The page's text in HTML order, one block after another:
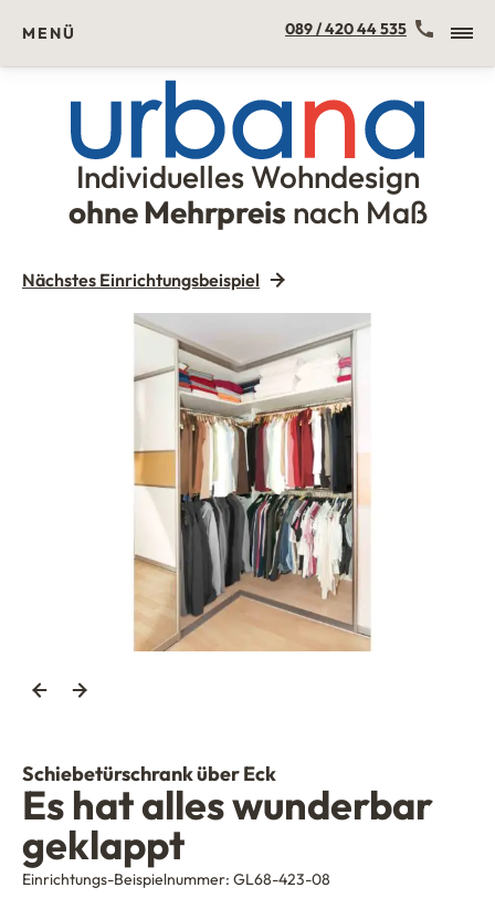
Urbana Möbel
Individuelles Wohndesign
ohne Mehrpreis nach Maß
MENÜ
Kontakt 089 / 420 44 535
Nächstes Einrichtungsbeispiel
Schiebetürschrank über Eck
Es hat alles wunderbar
geklappt
Einrichtungs-Beispielnummer: GL68-423-08
Eckschrank mit Schiebetür